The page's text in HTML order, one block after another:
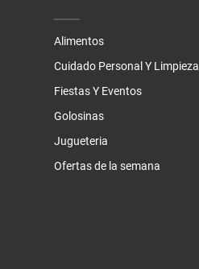
Alimentos
Cuidado Personal Y Limpieza
Fiestas Y Eventos
Golosinas
Jugueteria
Ofertas de la semana